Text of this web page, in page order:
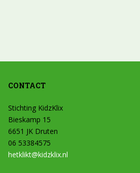
CONTACT
Stichting KidzKlix
Bieskamp 15
6651 JK Druten
06 53384575
hetklikt@kidzklix.nl